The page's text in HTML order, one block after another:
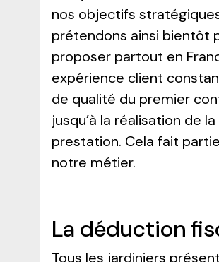
nos objectifs
prétendons ainsi bientôt
proposer partout en
expérience client
de qualité du premier
jusqu’à la réalisation de la
prestation. Cela fait
notre métier.
La déduction
Tous les jardiniers